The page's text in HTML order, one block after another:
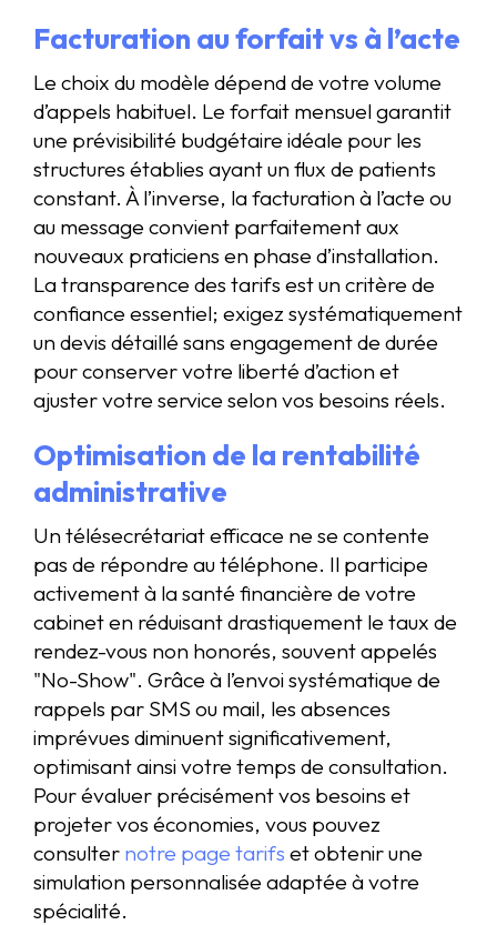
Facturation au forfait vs à l’acte
Le choix du modèle dépend de votre volume
d’appels habituel. Le forfait mensuel garantit
une prévisibilité budgétaire idéale pour les
structures établies ayant un flux de patients
constant. À l’inverse, la facturation à l’acte ou
au message convient parfaitement aux
nouveaux praticiens en phase d’installation.
La transparence des tarifs est un critère de
confiance essentiel; exigez systématiquement
un devis détaillé sans engagement de durée
pour conserver votre liberté d’action et
ajuster votre service selon vos besoins réels.
Optimisation de la rentabilité
administrative
Un télésecrétariat efficace ne se contente
pas de répondre au téléphone. Il participe
activement à la santé financière de votre
cabinet en réduisant drastiquement le taux de
rendez-vous non honorés, souvent appelés
"No-Show". Grâce à l’envoi systématique de
rappels par SMS ou mail, les absences
imprévues diminuent significativement,
optimisant ainsi votre temps de consultation.
Pour évaluer précisément vos besoins et
projeter vos économies, vous pouvez
consulter notre page tarifs et obtenir une
simulation personnalisée adaptée à votre
spécialité.